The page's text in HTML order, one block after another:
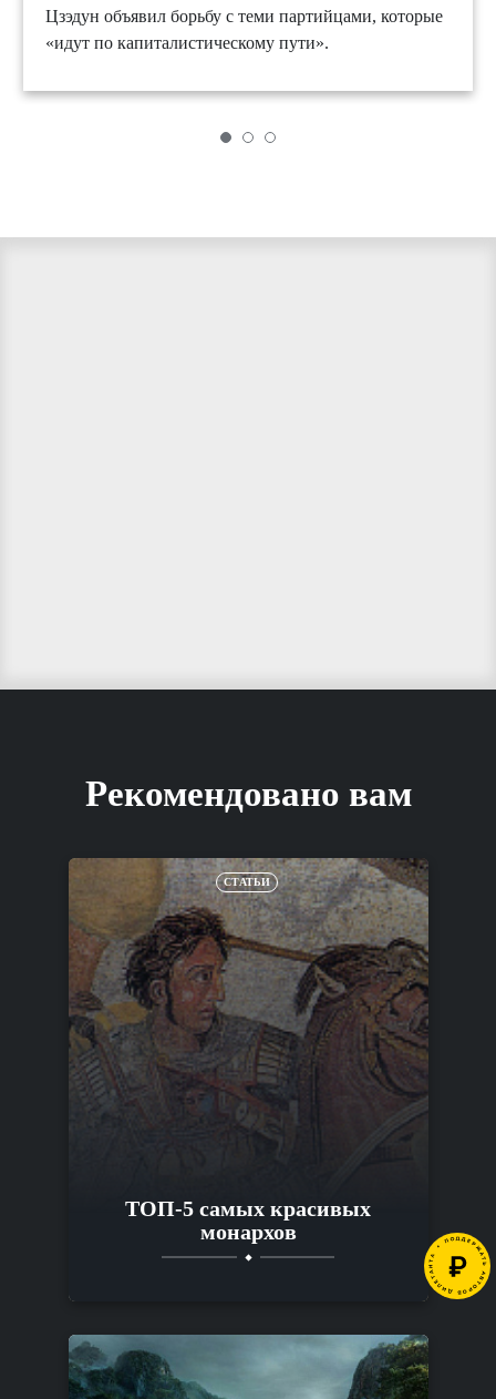
Цзэдун объявил борьбу с теми партийцами, которые
«идут по капиталистическому пути».
Рекомендовано вам
СТАТЬИ
ТОП-5 самых красивых
монархов